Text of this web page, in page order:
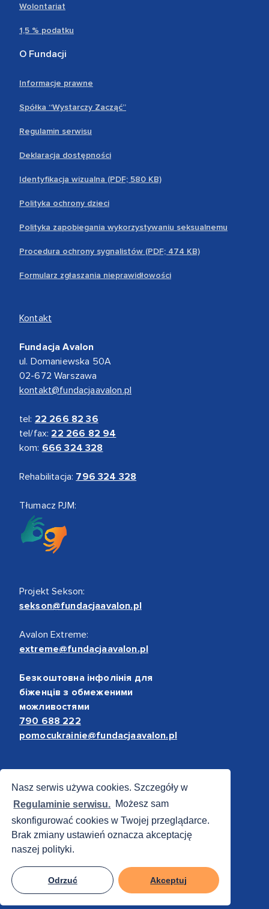
Nasz serwis używa cookies. Szczegóły w
Regulaminie serwisu. Możesz sam
skonfigurować cookies w Twojej przeglądarce.
Brak zmiany ustawień oznacza akceptację
naszej polityki.
Odrzuć Akceptuj
Wolontariat
1,5 % podatku
O Fundacji
Informacje prawne
Spółka “Wystarczy Zacząć”
Regulamin serwisu
Deklaracja dostępności
Identyfikacja wizualna (PDF; 580 KB)
Polityka ochrony dzieci
Polityka zapobiegania wykorzystywaniu seksualnemu
Procedura ochrony sygnalistów (PDF; 474 KB)
Formularz zgłaszania nieprawidłowości
Kontakt
Fundacja Avalon
ul. Domaniewska 50A
02-672 Warszawa
kontakt@fundacjaavalon.pl
tel: 22 266 82 36
tel/fax: 22 266 82 94
kom: 666 324 328
Rehabilitacja: 796 324 328
Tłumacz PJM:
Projekt Sekson:
sekson@fundacjaavalon.pl
Avalon Extreme:
extreme@fundacjaavalon.pl
Безкоштовна інфолінія для
біженців з обмеженими
можливостями
790 688 222
pomocukrainie@fundacjaavalon.pl
Bezpieczne płatności
© 2012 - 2026 Fundacja Avalon